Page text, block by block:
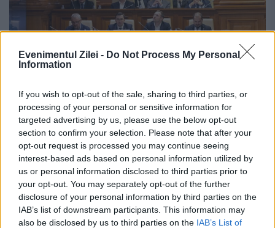
Evenimentul Zilei - Do Not Process My Personal
Information
If you wish to opt-out of the sale, sharing to third parties, or
processing of your personal or sensitive information for
targeted advertising by us, please use the below opt-out
section to confirm your selection. Please note that after your
opt-out request is processed you may continue seeing
interest-based ads based on personal information utilized by
us or personal information disclosed to third parties prior to
your opt-out. You may separately opt-out of the further
disclosure of your personal information by third parties on the
IAB’s list of downstream participants. This information may
also be disclosed by us to third parties on the IAB’s List of
Guvernul pregătește noi reguli pentru
trotinete și biciclete electrice. Utilizarea
lor ar putea fi condiționată de
absolvirea unui curs de legislație rutieră
Prețuri carburanți luni, 10 august. Cât